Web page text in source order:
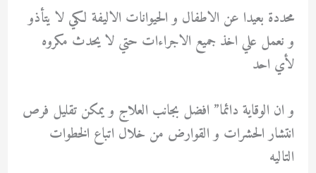
محددة بعيدا عن الاطفال و الحيوانات الاليفة لكي لا يتأذو
و نعمل علي اخذ جميع الاجراءات حتي لا يحدث مكروه
لأي احد
و ان الوقاية دائما” افضل بجانب العلاج و يمكن تقليل فرص
انتشار الحشرات و القوارض من خلال اتباع الخطوات
التاليه